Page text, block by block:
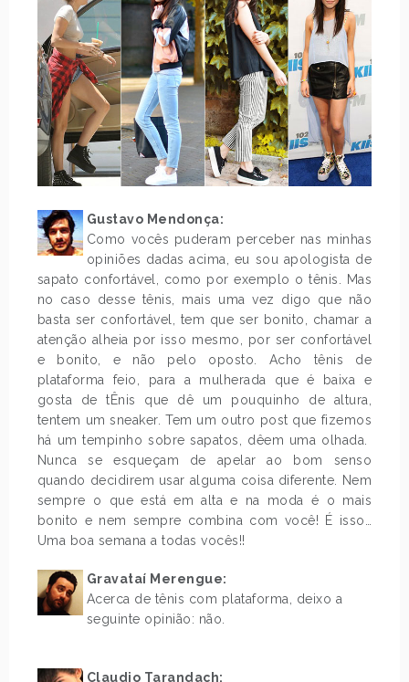
Gustavo Mendonça:
Como vocês puderam perceber nas minhas
opiniões dadas acima, eu sou apologista de
sapato confortável, como por exemplo o tênis. Mas
no caso desse tênis, mais uma vez digo que não
basta ser confortável, tem que ser bonito, chamar a
atenção alheia por isso mesmo, por ser confortável
e bonito, e não pelo oposto. Acho tênis de
plataforma feio, para a mulherada que é baixa e
gosta de tÊnis que dê um pouquinho de altura,
tentem um sneaker. Tem um outro post que fizemos
há um tempinho sobre sapatos, dêem uma olhada.
Nunca se esqueçam de apelar ao bom senso
quando decidirem usar alguma coisa diferente. Nem
sempre o que está em alta e na moda é o mais
bonito e nem sempre combina com você! É isso…
Uma boa semana a todas vocês!!
Gravataí Merengue:
Acerca de tênis com plataforma, deixo a
seguinte opinião: não.
Claudio Tarandach: